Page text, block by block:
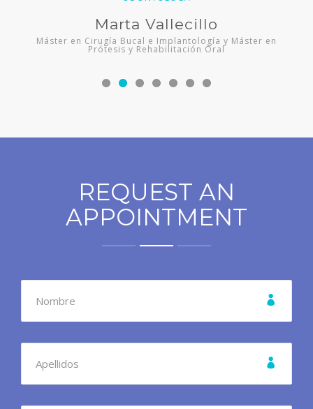
Marta Vallecillo
Máster en Cirugía Bucal e Implantología y Máster en
Prótesis y Rehabilitación Oral
REQUEST AN
APPOINTMENT